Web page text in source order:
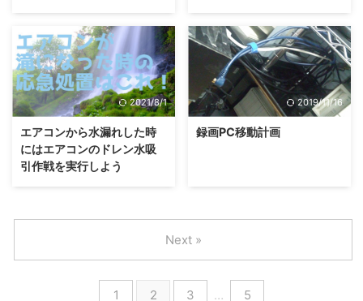
2021/8/1
エアコンから水漏れした時
にはエアコンのドレン水吸
引作戦を実行しよう
2019/11/16
録画PC移動計画
1 2 3 … 5
Next »